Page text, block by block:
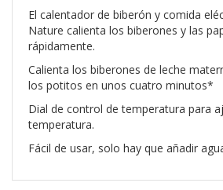
El calentador de biberón y comida
Nature calienta los biberones y las
rápidamente.
Calienta los biberones de leche
los potitos en unos cuatro minutos*
Dial de control de temperatura para
temperatura.
Fácil de usar, solo hay que añadir